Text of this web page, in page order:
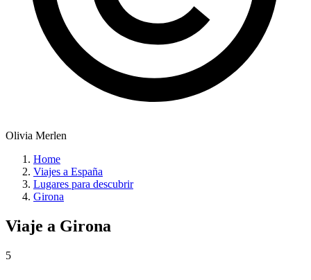
Olivia Merlen
Home
Viajes a España
Lugares para descubrir
Girona
Viaje a Girona
5